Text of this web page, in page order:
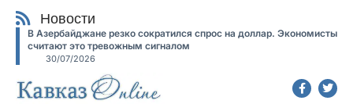
Новости
В Азербайджане резко сократился спрос на доллар. Экономисты
считают это тревожным сигналом
30/07/2026